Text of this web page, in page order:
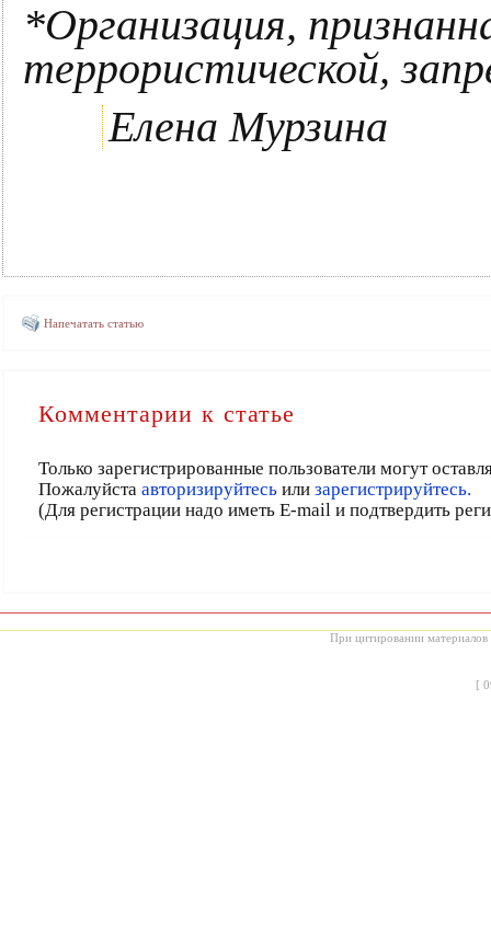
*Организация,
террористической,
Елена Мурзина
Напечатать статью
Комментарии к статье
Только зарегистрированные пользователи могут
Пожалуйста авторизируйтесьили зарегистрируйтесь.
(Для регистрации надо иметь E-mail и подтвердить
При цитировании материалов
[